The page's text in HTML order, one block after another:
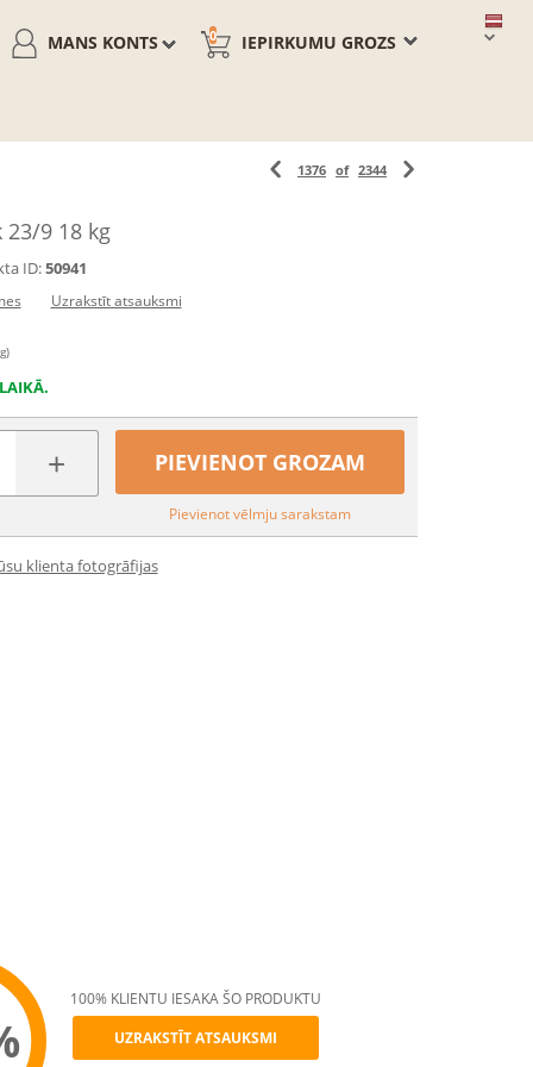
IEPIRKUMU GROZS
0
MANS KONTS
1376 of 2344
23/9 18 kg
ID:50941
Uzrakstīt atsauksmi
+ PIEVIENOT GROZAM
Pievienot vēlmju sarakstam
klienta fotogrāfijas
100% KLIENTU IESAKA ŠO PRODUKTU
UZRAKSTĪT ATSAUKSMI